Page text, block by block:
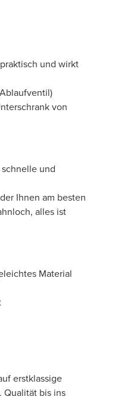
und wirkt
von
und
Ihnen am besten
alles ist
Material
erstklassige
Qualität bis ins